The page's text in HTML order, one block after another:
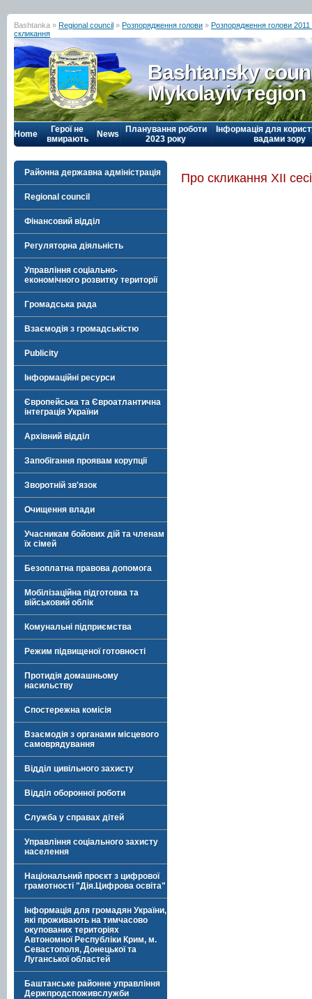
Bashtanka » Regional council » Розпорядження голови » Розпорядження голови 2011
скликання
Bashtansky
Mykolayiv region
Home
Герої не
вмирають
News
Планування роботи
2023 року
Інформація для
вадами зору
Районна державна адміністрація
Regional council
Фінансовий відділ
Регуляторна діяльність
Управління соціально-
економічного розвитку території
Громадська рада
Взаємодія з громадськістю
Publicity
Інформаційні ресурси
Європейська та Євроатлантична
інтеграція України
Архівний відділ
Запобігання проявам корупції
Зворотній зв'язок
Очищення влади
Учасникам бойових дій та членам
їх сімей
Безоплатна правова допомога
Мобілізаційна підготовка та
військовий облік
Комунальні підприємства
Режим підвищеної готовності
Протидія домашньому
насильству
Спостережна комісія
Взаємодія з органами місцевого
самоврядування
Відділ цивільного захисту
Відділ оборонної роботи
Служба у справах дітей
Управління соціального захисту
населення
Національний проєкт з цифрової
грамотності "Дія.Цифрова освіта"
Інформація для громадян України,
які проживають на тимчасово
окупованих територіях
Автономної Республіки Крим, м.
Севастополя, Донецької та
Луганської областей
Баштанське районне управління
Держпродспоживслужби
Про скликання ХІI